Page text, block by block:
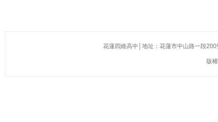
花蓮四維高中│地址：花蓮市中山路一段
版